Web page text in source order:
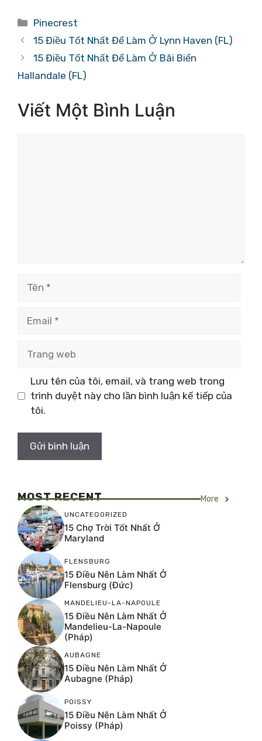
Danh
mục
Pinecrest
15 Điều Tốt Nhất Để Làm Ở Lynn Haven (FL)
15 Điều Tốt Nhất Để Làm Ở Bãi Biển
Hallandale (FL)
Viết Một Bình Luận
web
Lưu tên của tôi, email, và trang web trong
trình duyệt này cho lần bình luận kế tiếp của
tôi.
MOST RECENT More
UNCATEGORIZED
15 Chợ Trời Tốt Nhất Ở
Maryland
FLENSBURG
15 Điều Nên Làm Nhất Ở
Flensburg (Đức)
MANDELIEU-LA-NAPOULE
15 Điều Nên Làm Nhất Ở
Mandelieu-La-Napoule
(Pháp)
AUBAGNE
15 Điều Nên Làm Nhất Ở
Aubagne (Pháp)
POISSY
15 Điều Nên Làm Nhất Ở
Poissy (Pháp)